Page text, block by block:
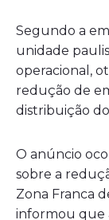
Segundo a
unidade
operacional,
redução de
distribuição
O anúncio
sobre a
Zona Franca
informou que